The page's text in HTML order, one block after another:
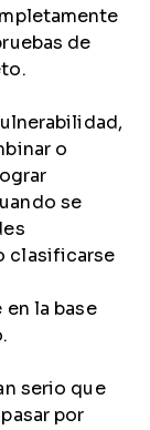
de
o
se
clasificarse
la base
serio que
por